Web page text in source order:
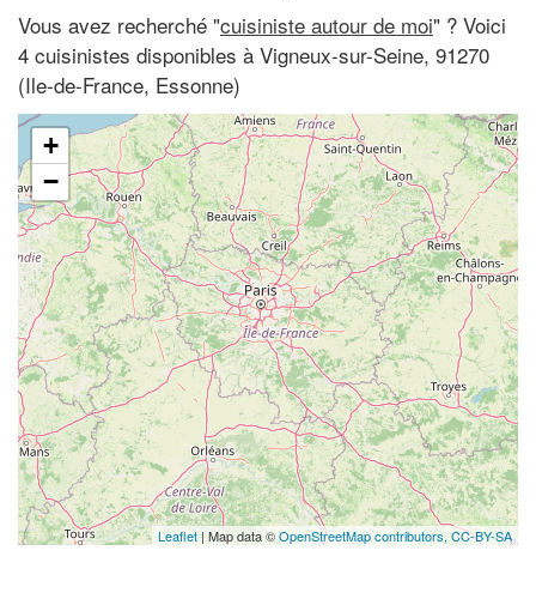
Vous avez recherché "cuisiniste autour de moi" ? Voici
4 cuisinistes disponibles à Vigneux-sur-Seine, 91270
(Ile-de-France, Essonne)
+
−
Leaflet | Map data ©OpenStreetMap contributors, CC-BY-SA